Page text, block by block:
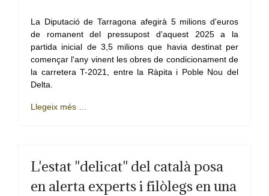
La Diputació de Tarragona afegirà 5 milions d'euros
de romanent del pressupost d'aquest 2025 a la
partida inicial de 3,5 milions que havia destinat per
començar l'any vinent les obres de condicionament de
la carretera T-2021, entre la Ràpita i Poble Nou del
Delta.
Llegeix més …
L'estat "delicat" del català posa
en alerta experts i filòlegs en una